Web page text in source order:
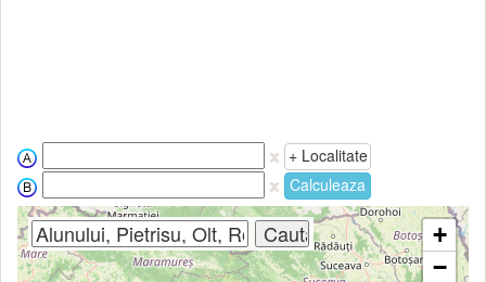
+ Localitate
Calculeaza
+
−